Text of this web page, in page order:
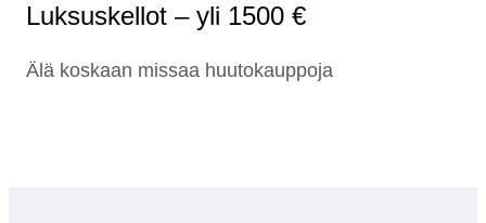
Luksuskellot – yli 1500 €
Älä koskaan missaa huutokauppoja